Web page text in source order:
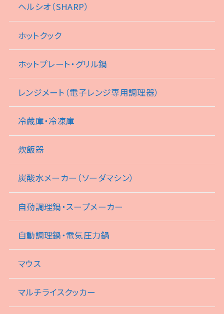
ヘルシオ（SHARP）
ホットクック
ホットプレート・グリル鍋
レンジメート（電子レンジ専用調理器）
冷蔵庫・冷凍庫
炊飯器
炭酸水メーカー（ソーダマシン）
自動調理鍋・スープメーカー
自動調理鍋・電気圧力鍋
マウス
マルチライスクッカー